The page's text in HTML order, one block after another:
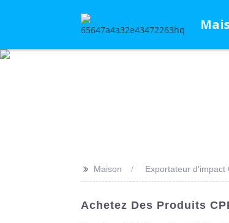
>> Maison Exportateur d'impact
Achetez Des Produits